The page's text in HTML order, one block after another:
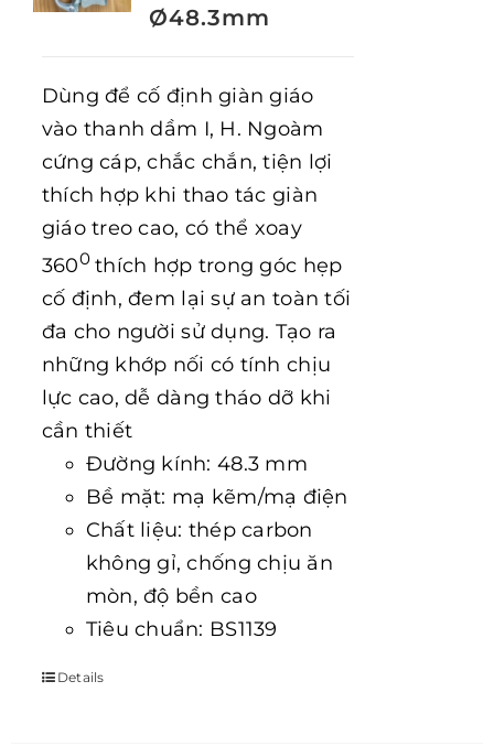
Ø48.3mm
Dùng để cố định giàn giáo
vào thanh dầm I, H. Ngoàm
cứng cáp, chắc chắn, tiện lợi
thích hợp khi thao tác giàn
giáo treo cao, có thể xoay
3600thích hợp trong góc hẹp
cố định, đem lại sự an toàn tối
đa cho người sử dụng. Tạo ra
những khớp nối có tính chịu
lực cao, dễ dàng tháo dỡ khi
cần thiết
Đường kính: 48.3 mm
Bề mặt: mạ kẽm/mạ điện
Chất liệu: thép carbon
không gỉ, chống chịu ăn
mòn, độ bền cao
Tiêu chuẩn: BS1139
Details